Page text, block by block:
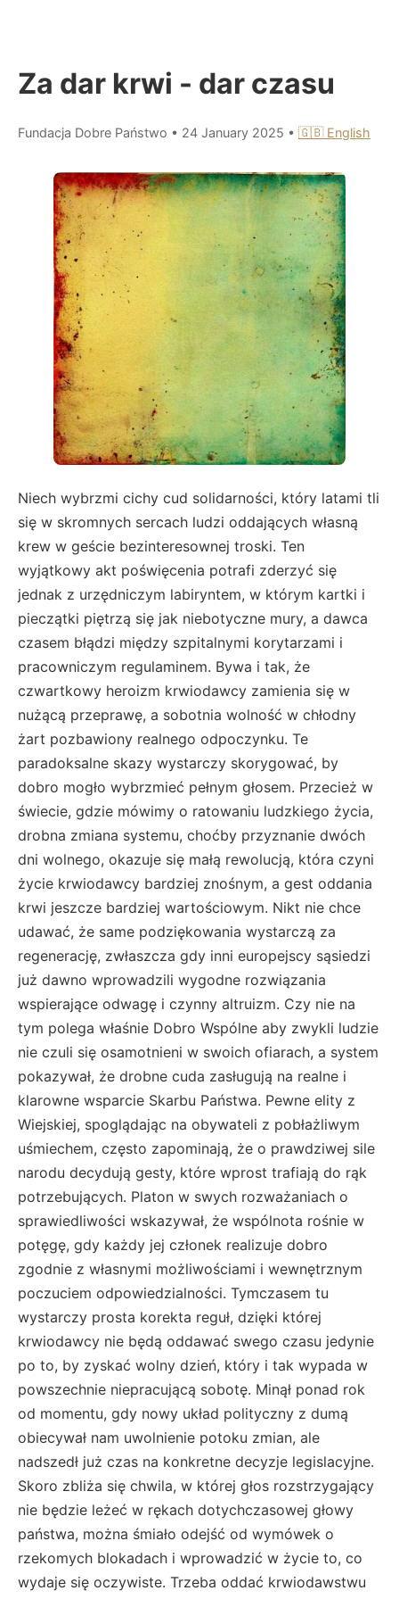
Za dar krwi - dar czasu
Fundacja Dobre Państwo • 24 January 2025 • 🇬🇧 English
Niech wybrzmi cichy cud solidarności, który latami tli
się w skromnych sercach ludzi oddających własną
krew w geście bezinteresownej troski. Ten
wyjątkowy akt poświęcenia potrafi zderzyć się
jednak z urzędniczym labiryntem, w którym kartki i
pieczątki piętrzą się jak niebotyczne mury, a dawca
czasem błądzi między szpitalnymi korytarzami i
pracowniczym regulaminem. Bywa i tak, że
czwartkowy heroizm krwiodawcy zamienia się w
nużącą przeprawę, a sobotnia wolność w chłodny
żart pozbawiony realnego odpoczynku. Te
paradoksalne skazy wystarczy skorygować, by
dobro mogło wybrzmieć pełnym głosem. Przecież w
świecie, gdzie mówimy o ratowaniu ludzkiego życia,
drobna zmiana systemu, choćby przyznanie dwóch
dni wolnego, okazuje się małą rewolucją, która czyni
życie krwiodawcy bardziej znośnym, a gest oddania
krwi jeszcze bardziej wartościowym. Nikt nie chce
udawać, że same podziękowania wystarczą za
regenerację, zwłaszcza gdy inni europejscy sąsiedzi
już dawno wprowadzili wygodne rozwiązania
wspierające odwagę i czynny altruizm. Czy nie na
tym polega właśnie Dobro Wspólne aby zwykli ludzie
nie czuli się osamotnieni w swoich ofiarach, a system
pokazywał, że drobne cuda zasługują na realne i
klarowne wsparcie Skarbu Państwa. Pewne elity z
Wiejskiej, spoglądając na obywateli z pobłażliwym
uśmiechem, często zapominają, że o prawdziwej sile
narodu decydują gesty, które wprost trafiają do rąk
potrzebujących. Platon w swych rozważaniach o
sprawiedliwości wskazywał, że wspólnota rośnie w
potęgę, gdy każdy jej członek realizuje dobro
zgodnie z własnymi możliwościami i wewnętrznym
poczuciem odpowiedzialności. Tymczasem tu
wystarczy prosta korekta reguł, dzięki której
krwiodawcy nie będą oddawać swego czasu jedynie
po to, by zyskać wolny dzień, który i tak wypada w
powszechnie niepracującą sobotę. Minął ponad rok
od momentu, gdy nowy układ polityczny z dumą
obiecywał nam uwolnienie potoku zmian, ale
nadszedł już czas na konkretne decyzje legislacyjne.
Skoro zbliża się chwila, w której głos rozstrzygający
nie będzie leżeć w rękach dotychczasowej głowy
państwa, można śmiało odejść od wymówek o
rzekomych blokadach i wprowadzić w życie to, co
wydaje się oczywiste. Trzeba oddać krwiodawstwu